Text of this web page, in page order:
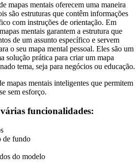
mapas mentais oferecem uma maneira
são estruturas que contêm informações
com instruções de orientação. Em
mentais garantem a estrutura que
de um assunto específico e servem
o seu mapa mental pessoal. Eles são um
solução prática para criar um mapa
tema, seja para negócios ou educação.
mapas mentais inteligentes que permitem
sem esforço.
funcionalidades:
de fundo
do modelo